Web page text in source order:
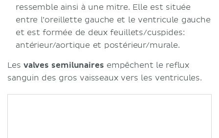
ressemble ainsi à une mitre. Elle est située
entre l’oreillette gauche et le ventricule gauche
et est formée de deux feuillets/cuspides:
antérieur/aortique et postérieur/murale.
Les valves semilunaires empêchent le reflux
sanguin des gros vaisseaux vers les ventricules.